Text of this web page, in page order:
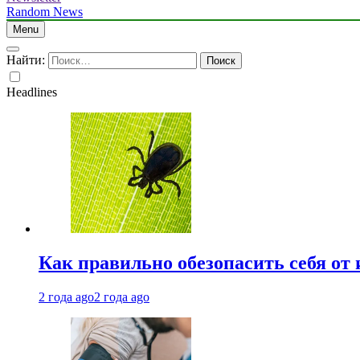
Random News
Menu
Найти:
Headlines
Как правильно обезопасить себя
2 года ago2 года ago